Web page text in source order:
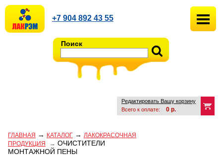
Поиск
+7 904 892 43 55
Редактировать Вашу корзину
Всего к оплате:
0 р.
ГЛАВНАЯ → КАТАЛОГ → ЛАКОКРАСОЧНАЯ
ПРОДУКЦИЯ
→ ОЧИСТИТЕЛИ
МОНТАЖНОЙ ПЕНЫ